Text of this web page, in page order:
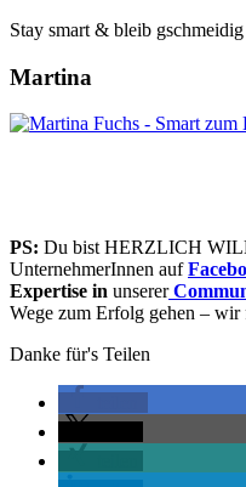
Stay smart & bleib gschmeidig
Martina
PS: Du bist HERZLICH
UnternehmerInnen auf
Expertise in unserer
Wege zum Erfolg gehen –
Danke für's Teilen